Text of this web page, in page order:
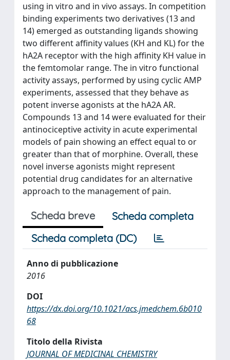
using in vitro and in vivo assays. In competition
binding experiments two derivatives (13 and
14) emerged as outstanding ligands showing
two different affinity values (KH and KL) for the
hA2A receptor with the high affinity KH value in
the femtomolar range. The in vitro functional
activity assays, performed by using cyclic AMP
experiments, assessed that they behave as
potent inverse agonists at the hA2A AR.
Compounds 13 and 14 were evaluated for their
antinociceptive activity in acute experimental
models of pain showing an effect equal to or
greater than that of morphine. Overall, these
novel inverse agonists might represent
potential drug candidates for an alternative
approach to the management of pain.
Scheda breve
Scheda completa
Scheda completa (DC)
Anno di pubblicazione
2016
DOI
https://dx.doi.org/10.1021/acs.jmedchem.6b010
68
Titolo della Rivista
JOURNAL OF MEDICINAL CHEMISTRY